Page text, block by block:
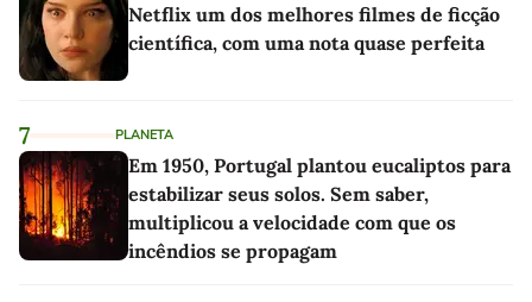
Netflix um dos melhores filmes de ficção
científica, com uma nota quase perfeita
7 PLANETA
Em 1950, Portugal plantou eucaliptos para
estabilizar seus solos. Sem saber,
multiplicou a velocidade com que os
incêndios se propagam